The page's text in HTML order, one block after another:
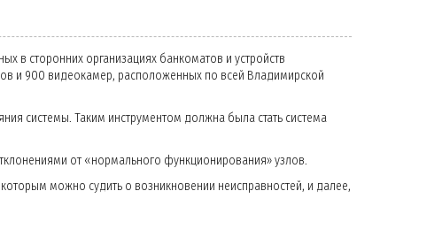
в сторонних организациях банкоматов и устройств
и 900 видеокамер, расположенных по всей Владимирской
системы. Таким инструментом должна была стать система
от «нормального функционирования» узлов.
можно судить о возникновении неисправностей, и далее,